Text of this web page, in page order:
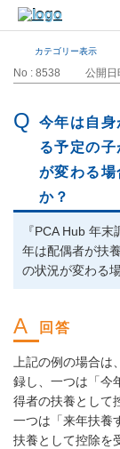
カテゴリー表示
No : 8538 公開日
今年は自
る予定の
が変わる
か？
『PCA Hub 年
年は配偶者が扶
の状況が変わる
上記の例の場合は
録し、一つは「今
得者の扶養として
一つは「来年扶養
扶養として控除を